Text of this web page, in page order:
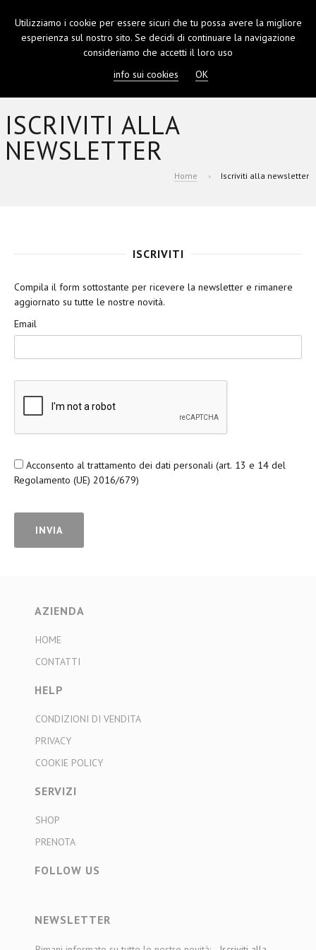
ISCRIVITI ALLA
NEWSLETTER
Home Iscriviti alla newsletter
ISCRIVITI
Compila il form sottostante per ricevere la newsletter e rimanere
aggiornato su tutte le nostre novità.
Email
Acconsento al trattamento dei dati personali (art. 13 e 14 del
Regolamento (UE) 2016/679)
AZIENDA
HOME
CONTATTI
HELP
CONDIZIONI DI VENDITA
PRIVACY
COOKIE POLICY
SERVIZI
SHOP
PRENOTA
FOLLOW US
NEWSLETTER
Utilizziamo i cookie per essere sicuri che tu possa avere la migliore
esperienza sul nostro sito. Se decidi di continuare la navigazione
consideriamo che accetti il loro uso
info sui cookies
OK